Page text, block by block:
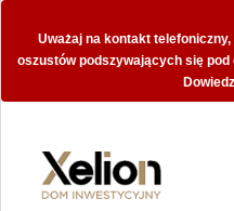
Uważaj na kontakt
oszustów podszywających się pod